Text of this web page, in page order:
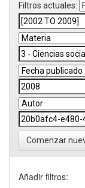
Filtros actuales:
Comenzar
Añadir filtros: